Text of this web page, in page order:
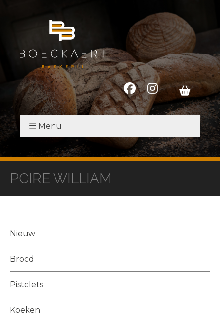
Menu
POIRE WILLIAM
Nieuw
Brood
Pistolets
Koeken